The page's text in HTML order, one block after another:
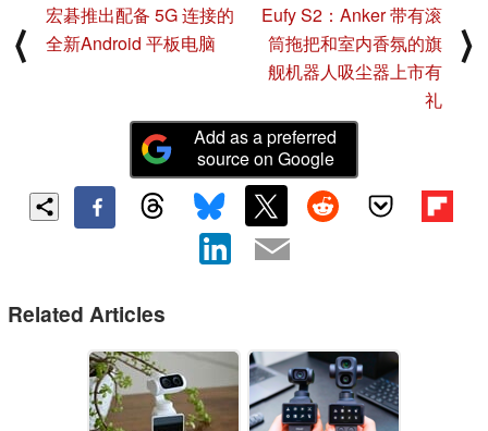
⟨
宏碁推出配备 5G 连接的
全新Android 平板电脑
Eufy S2：Anker 带有滚
筒拖把和室内香氛的旗
舰机器人吸尘器上市有
礼
⟩
Add as a preferred
source on Google
Related Articles